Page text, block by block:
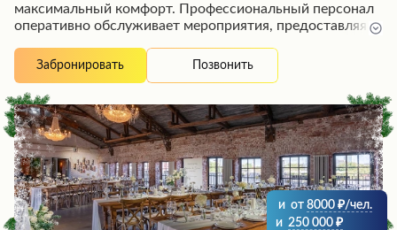
максимальный комфорт. Профессиональный персонал
оперативно обслуживает мероприятия, предоставляя
банкетов. Шеф-повар поможет составить вкусное меню
из качественных блюд по доступным ценам.
Вместительный зал с регулируемым освещением
вмещает до сотни гостей, создавая идеальные условия
для проведения свадеб, юбилеев и других торжеств.
Забронировать Позвонить
и от 8000
/чел.
и 250 000